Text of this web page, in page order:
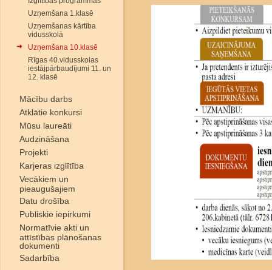
Uzņemšana 1.klasē
Uzņemšanas kārtība
vidusskolā
Uzņemšana 10.klasē
Rīgas 40.vidusskolas
iestājpārbaudījumi 11. un
12. klasē
Mācību darbs
Atklātie konkursi
Mūsu laureāti
Audzināšana
Projekti
Karjeras izglītība
Vecākiem un
pieaugušajiem
Datu drošība
Publiskie iepirkumi
Normatīvie akti un
attīstības plānošanas
dokumenti
Sadarbība